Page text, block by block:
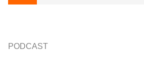
PODCAST